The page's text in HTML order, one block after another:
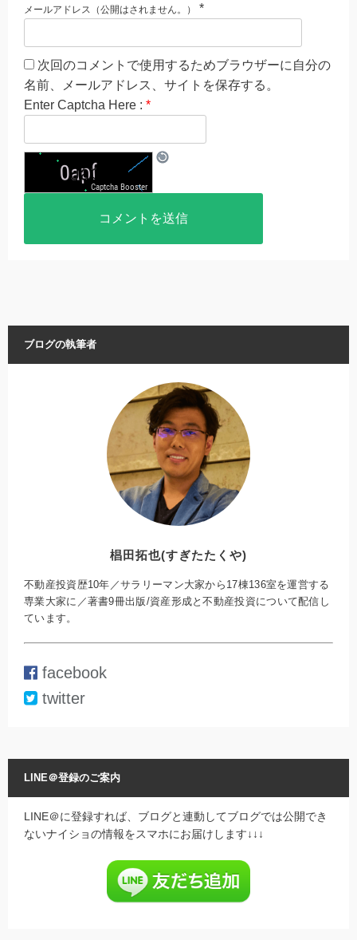
メールアドレス（公開はされません。） *
次回のコメントで使用するためブラウザーに自分の
名前、メールアドレス、サイトを保存する。
Enter Captcha Here : *
ブログの執筆者
椙田拓也(すぎたたくや)
不動産投資歴10年／サラリーマン大家から17棟136室を運営する
専業大家に／著書9冊出版/資産形成と不動産投資について配信し
ています。
facebook
twitter
LINE＠登録のご案内
LINE＠に登録すれば、ブログと連動してブログでは公開でき
ないナイショの情報をスマホにお届けします↓↓↓